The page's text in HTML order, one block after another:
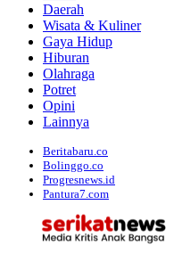
Daerah
Wisata & Kuliner
Gaya Hidup
Hiburan
Olahraga
Potret
Opini
Lainnya
Beritabaru.co
Bolinggo.co
Progresnews.id
Pantura7.com